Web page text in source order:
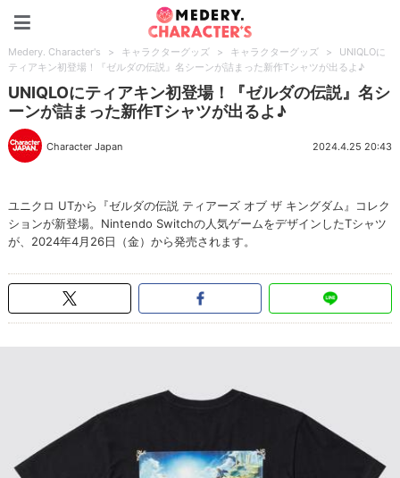
Medery. Character's > キャラクターグッズ > キャラクターグッズ >
UNIQLOに
ティアキン初登場！『ゼルダの伝説』名シーンが詰まった新作Tシャツが出るよ♪
UNIQLOにティアキン初登場！『ゼルダの伝説』名シ
ーンが詰まった新作Tシャツが出るよ♪
Character Japan 2024.4.25 20:43
ユニクロ UTから『ゼルダの伝説 ティアーズ オブ ザ キングダム』コレク
ションが新登場。Nintendo Switchの人気ゲームをデザインしたTシャツ
が、2024年4月26日（金）から発売されます。